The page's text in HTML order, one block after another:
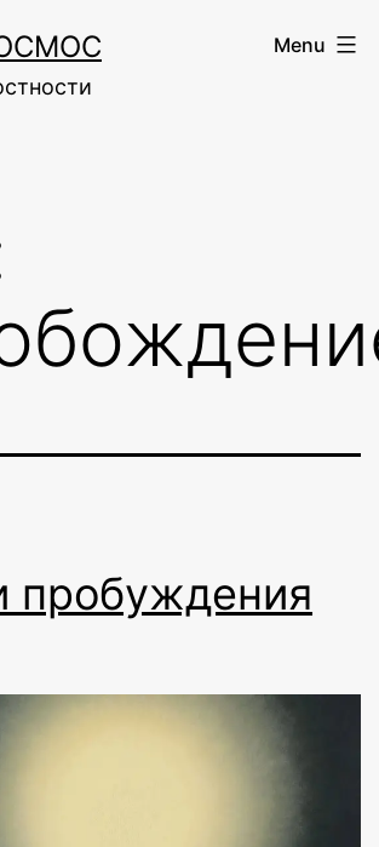
Menu
пробуждения